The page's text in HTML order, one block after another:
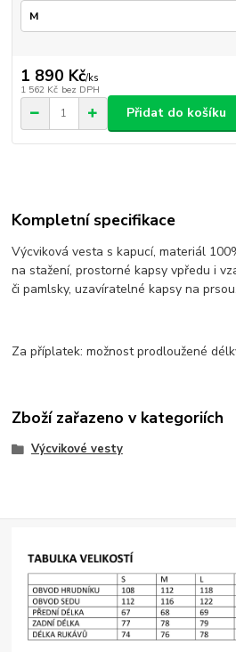
1 890 Kč/ks
1 562 Kč bez DPH
Přidat do košíku
Kompletní specifikace
Výcviková vesta s kapucí, materiál
na stažení, prostorné kapsy vpředu i
či pamlsky, uzavíratelné kapsy na prsou.
Za příplatek: možnost prodloužené
Zboží zařazeno v kategoriích
Výcvikové vesty